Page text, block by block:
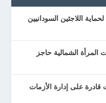
اللاجئين السودانيين
المرأة الشمالية حاجز
قادرة على إدارة الأزمات